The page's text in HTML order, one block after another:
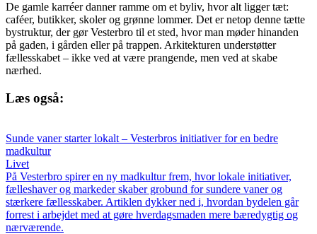
De gamle karréer danner ramme om et byliv, hvor alt ligger tæt:
caféer, butikker, skoler og grønne lommer. Det er netop denne tætte
bystruktur, der gør Vesterbro til et sted, hvor man møder hinanden
på gaden, i gården eller på trappen. Arkitekturen understøtter
fællesskabet – ikke ved at være prangende, men ved at skabe
nærhed.
Læs også:
Sunde vaner starter lokalt – Vesterbros initiativer for en bedre
madkultur
Livet
På Vesterbro spirer en ny madkultur frem, hvor lokale initiativer,
fælleshaver og markeder skaber grobund for sundere vaner og
stærkere fællesskaber. Artiklen dykker ned i, hvordan bydelen går
forrest i arbejdet med at gøre hverdagsmaden mere bæredygtig og
nærværende.